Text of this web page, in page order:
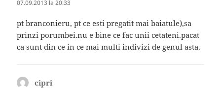
07.09.2013 la 20:33
pt branconieru, pt ce esti pregatit mai baiatule),sa
prinzi porumbei.nu e bine ce fac unii cetateni.pacat
ca sunt din ce in ce mai multi indivizi de genul asta.
cipri